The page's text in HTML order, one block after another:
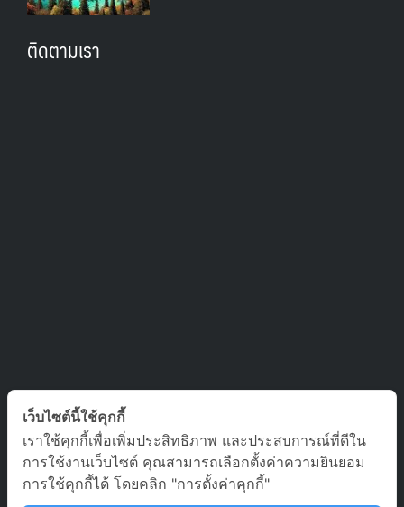
ติดตามเรา
ติดต่อเรา
บริษัท ออล อเบ้าท์ เจอร์นีย์ จำกัด เลขที่ 5/1800 หมู่บ้านประชาชื่น
ซอย สามัคคี 63 ตำบล บางตลาด อำเภอ ปากเกร็ด นนทบุรี 11120
เว็บไซต์นี้ใช้คุกกี้
เราใช้คุกกี้เพื่อเพิ่มประสิทธิภาพ และประสบการณ์ที่ดีใน
การใช้งานเว็บไซต์ คุณสามารถเลือกตั้งค่าความยินยอม
การใช้คุกกี้ได้ โดยคลิก "การตั้งค่าคุกกี้"